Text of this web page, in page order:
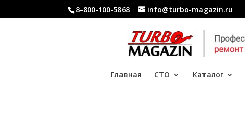
8-800-100-5868 info@turbo-magazin.ru
Главная СТО Каталог